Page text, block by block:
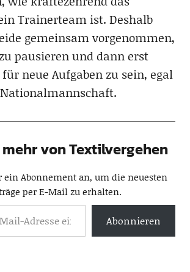
Trainerteam ist. Deshalb
gemeinsam vorgenommen,
pausieren und dann erst
neue Aufgaben zu sein, egal
von Textilvergehen
Abonnement an, um die neuesten
per E-Mail zu erhalten.
Abonnieren